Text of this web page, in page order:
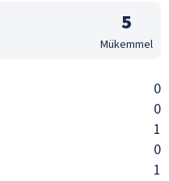
5
Mükemmel
0
0
1
0
1